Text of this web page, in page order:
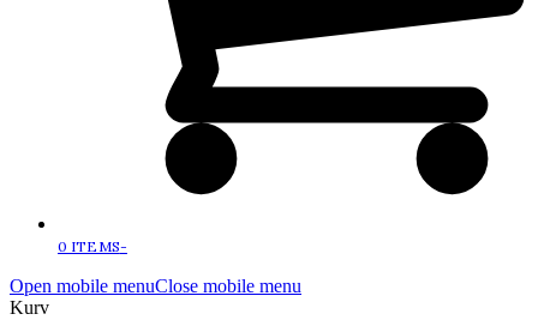
0 ITEMS-
Open mobile menuClose mobile menu
Kurv